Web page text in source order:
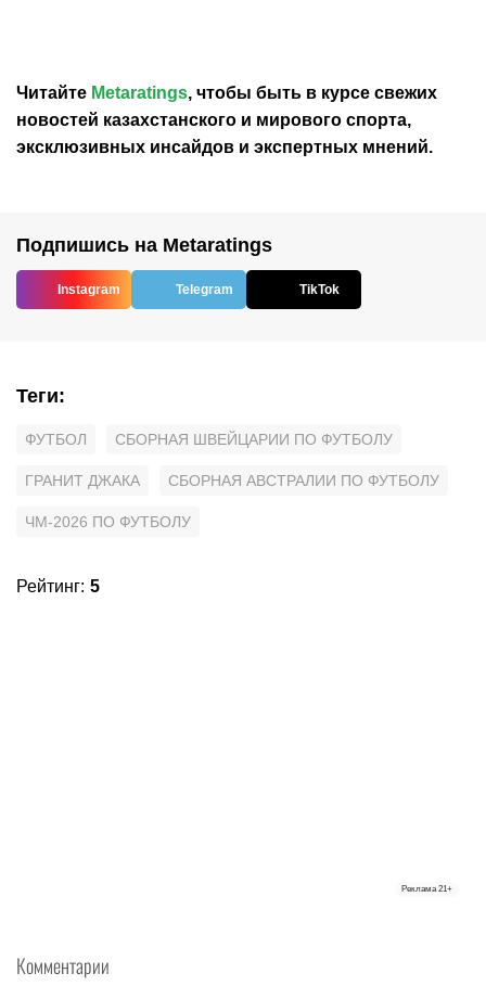
Читайте Metaratings, чтобы быть в курсе свежих
новостей казахстанского и мирового спорта,
эксклюзивных инсайдов и экспертных мнений.
Подпишись на Metaratings
Instagram Telegram TikTok
Теги:
ФУТБОЛ СБОРНАЯ ШВЕЙЦАРИИ ПО ФУТБОЛУ
ГРАНИТ ДЖАКА СБОРНАЯ АВСТРАЛИИ ПО ФУТБОЛУ
ЧМ-2026 ПО ФУТБОЛУ
Рейтинг: 5
Реклама 21+
Комментарии